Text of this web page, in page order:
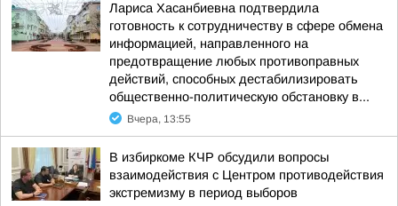
Лариса Хасанбиевна подтвердила
готовность к сотрудничеству в сфере обмена
информацией, направленного на
предотвращение любых противоправных
действий, способных дестабилизировать
общественно-политическую обстановку в...
Вчера, 13:55
В избиркоме КЧР обсудили вопросы
взаимодействия с Центром противодействия
экстремизму в период выборов